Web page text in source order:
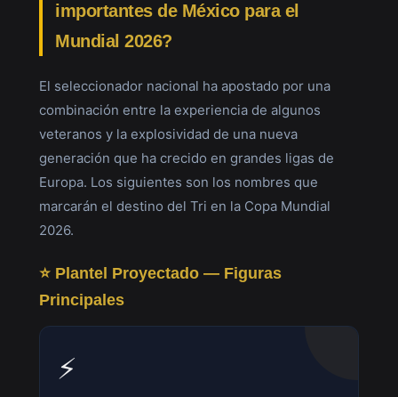
importantes de México para el
Mundial 2026?
El seleccionador nacional ha apostado por una
combinación entre la experiencia de algunos
veteranos y la explosividad de una nueva
generación que ha crecido en grandes ligas de
Europa. Los siguientes son los nombres que
marcarán el destino del Tri en la Copa Mundial
2026.
⭐ Plantel Proyectado — Figuras
Principales
⚡